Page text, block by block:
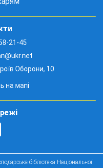
21-45
Оборони, 10
на мапі
бібліотека Національної